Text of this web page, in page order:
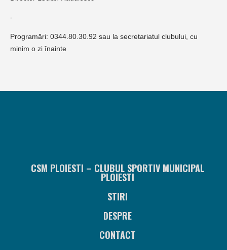
-
Programări: 0344.80.30.92 sau la secretariatul clubului, cu
minim o zi înainte
CSM PLOIESTI – CLUBUL SPORTIV MUNICIPAL
PLOIESTI
STIRI
DESPRE
CONTACT